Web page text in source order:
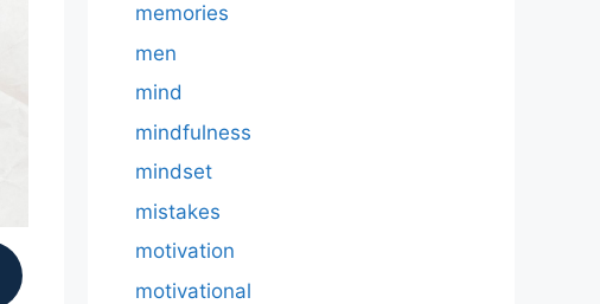
memories
men
mind
mindfulness
mindset
mistakes
motivation
motivational